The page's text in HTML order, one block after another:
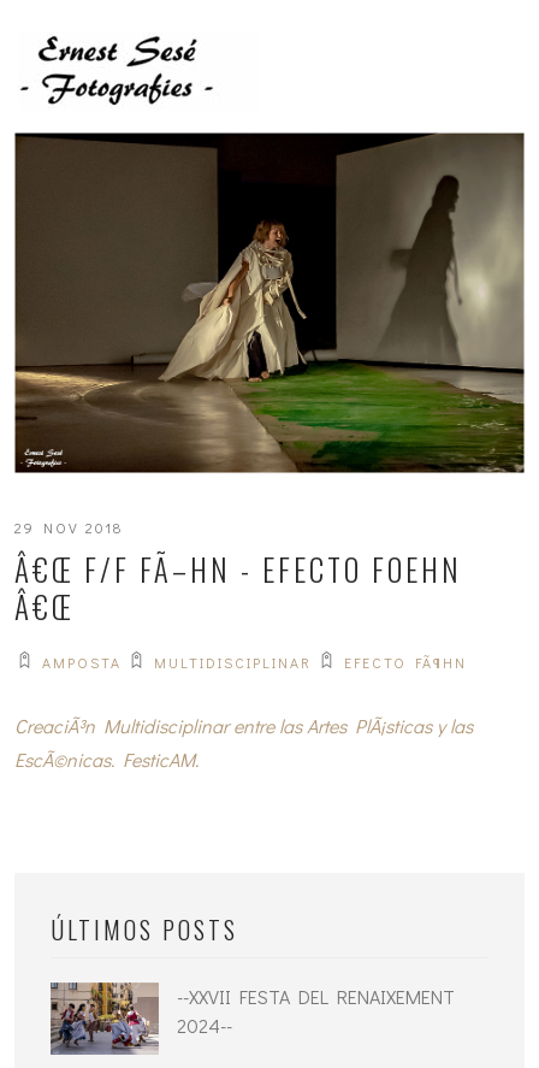
29 NOV 2018
Â€Œ F/F FÃ–HN - EFECTO FOEHN
Â€Œ
AMPOSTA MULTIDISCIPLINAR EFECTO FÃ¶HN
CreaciÃ³n Multidisciplinar entre las Artes PlÃ¡sticas y las
EscÃ©nicas. FesticAM.
ÚLTIMOS POSTS
--XXVII FESTA DEL RENAIXEMENT
2024--